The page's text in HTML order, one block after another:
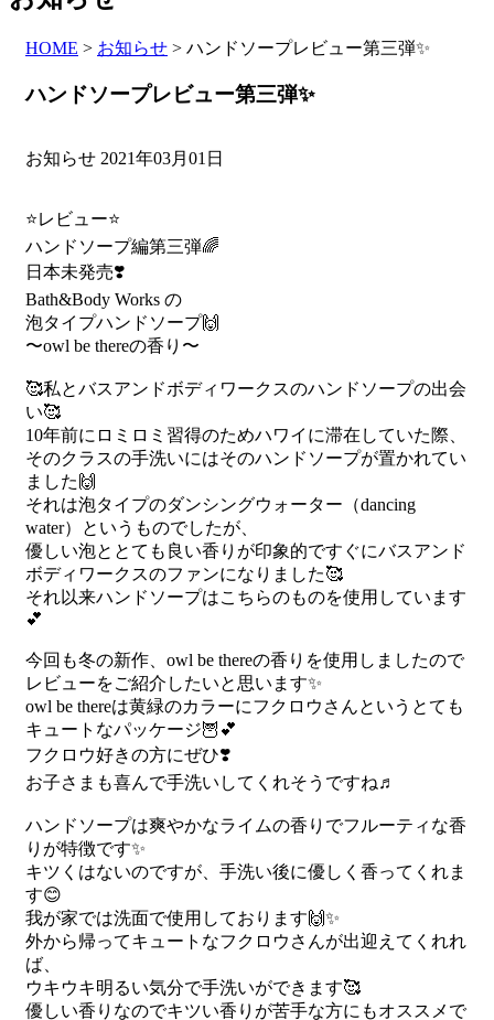
HOME > お知らせ > ハンドソープレビュー第三弾✨
ハンドソープレビュー第三弾✨
お知らせ 2021年03月01日
⭐️レビュー⭐️
ハンドソープ編第三弾🌈
日本未発売❣️
Bath&Body Works の
泡タイプハンドソープ🙌
〜owl be thereの香り〜
🥰私とバスアンドボディワークスのハンドソープの出会
い🥰
10年前にロミロミ習得のためハワイに滞在していた際、
そのクラスの手洗いにはそのハンドソープが置かれてい
ました🙌
それは泡タイプのダンシングウォーター（dancing
water）というものでしたが、
優しい泡ととても良い香りが印象的ですぐにバスアンド
ボディワークスのファンになりました🥰
それ以来ハンドソープはこちらのものを使用しています
💕
今回も冬の新作、owl be thereの香りを使用しましたので
レビューをご紹介したいと思います✨
owl be thereは黄緑のカラーにフクロウさんというとても
キュートなパッケージ🦉💕
フクロウ好きの方にぜひ❣️
お子さまも喜んで手洗いしてくれそうですね♬
ハンドソープは爽やかなライムの香りでフルーティな香
りが特徴です✨
キツくはないのですが、手洗い後に優しく香ってくれま
す😊
我が家では洗面で使用しております🙌✨
外から帰ってキュートなフクロウさんが出迎えてくれれ
ば、
ウキウキ明るい気分で手洗いができます🥰
優しい香りなのでキツい香りが苦手な方にもオススメで